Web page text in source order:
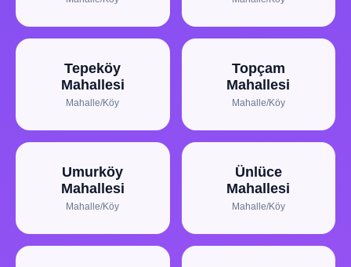
Tepeköy
Mahallesi
Mahalle/Köy
Topçam
Mahallesi
Mahalle/Köy
Umurköy
Mahallesi
Mahalle/Köy
Ünlüce
Mahallesi
Mahalle/Köy